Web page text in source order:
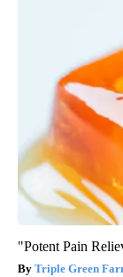
"Potent Pain
Triple Green